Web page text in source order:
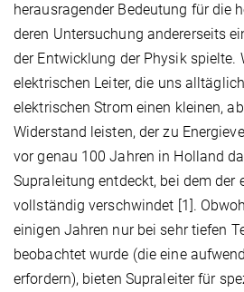
herausragender Bedeutung für die
deren Untersuchung andererseits
der Entwicklung der Physik spielte.
elektrischen Leiter, die uns
elektrischen Strom einen kleinen,
Widerstand leisten, der zu
vor genau 100 Jahren in Holland
Supraleitung entdeckt, bei dem der
vollständig verschwindet [1].
einigen Jahren nur bei sehr tiefen
beobachtet wurde (die eine
erfordern), bieten Supraleiter für